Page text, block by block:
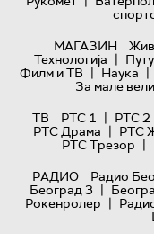
МАГАЗИН
Технологијa |
Филм и ТВ | Наука |
За мале
ТВ
РТС 1 | РТС 2
РТС Драма | РТС
РТС Трезор |
РАДИО
Радио
Београд 3 |
Рокенролер |